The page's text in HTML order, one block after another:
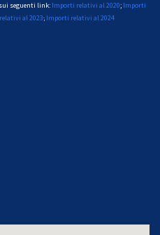
seguenti link: Importi relativi al 2020; Importi
al 2023; Importi relativi al 2024